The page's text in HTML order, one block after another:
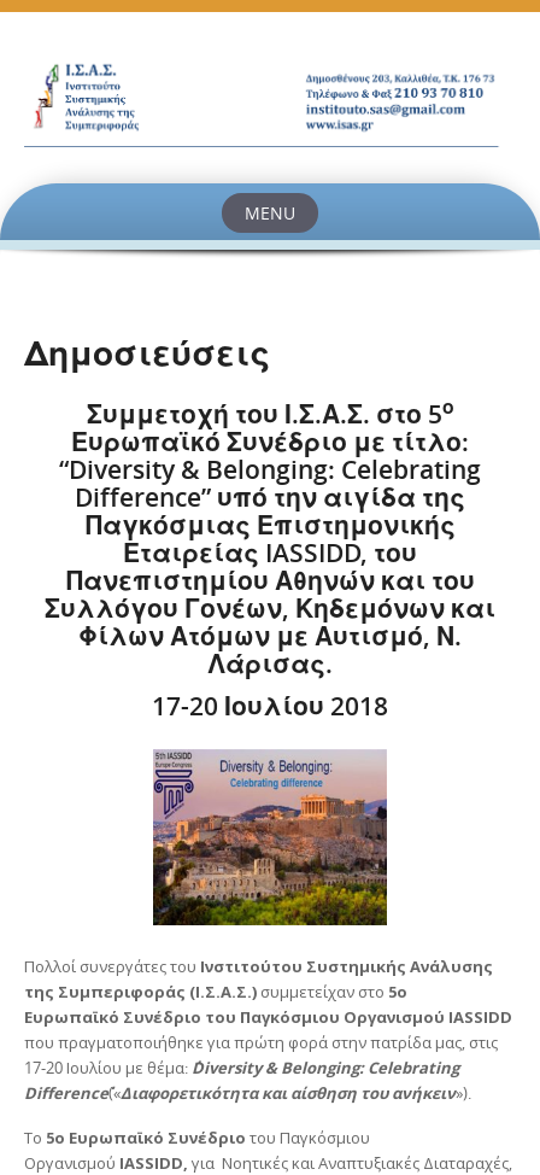
MENU
Skip
Δημοσιεύσεις
Συμμετοχή του Ι.Σ.Α.Σ. στο 5ο
Ευρωπαϊκό Συνέδριο με τίτλο:
“Diversity & Belonging: Celebrating
Difference” υπό την αιγίδα της
Παγκόσμιας Επιστημονικής
Εταιρείας IASSIDD, του
Πανεπιστημίου Αθηνών και του
Συλλόγου Γονέων, Κηδεμόνων και
Φίλων Ατόμων με Αυτισμό, Ν.
Λάρισας.
17-20 Ιουλίου 2018
Πολλοί συνεργάτες του Ινστιτούτου Συστημικής Ανάλυσης
της Συμπεριφοράς (Ι.Σ.Α.Σ.) συμμετείχαν στο 5ο
Ευρωπαϊκό Συνέδριο του Παγκόσμιου Οργανισμού IASSIDD
που πραγματοποιήθηκε για πρώτη φορά στην πατρίδα μας, στις
17-20 Ιουλίου με θέμα: ΄΄Diversity & Belonging: Celebrating
Difference(«Διαφορετικότητα και αίσθηση του ανήκειν»).
Το 5ο Ευρωπαϊκό Συνέδριο του Παγκόσμιου
Οργανισμού IASSIDD, για Νοητικές και Αναπτυξιακές Διαταραχές,